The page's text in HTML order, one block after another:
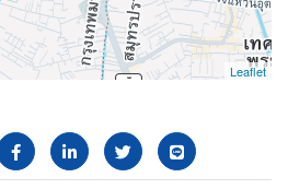
Leaflet